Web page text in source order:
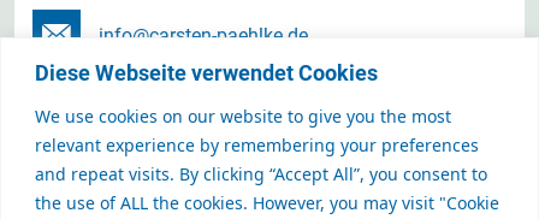
Diese Webseite verwendet Cookies
We use cookies on our website to give you the most
relevant experience by remembering your preferences
and repeat visits. By clicking “Accept All”, you consent to
the use of ALL the cookies. However, you may visit "Cookie
info@carsten-paehlke.de
Terminanfrage senden